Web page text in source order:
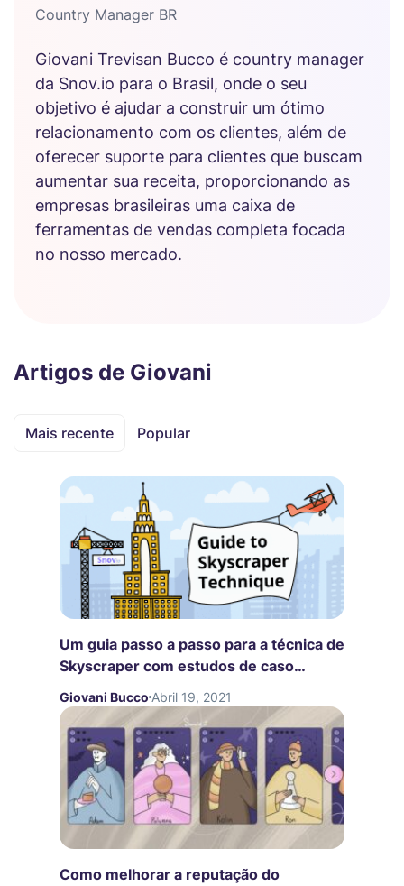
Country Manager BR
Giovani Trevisan Bucco é country manager
da Snov.io para o Brasil, onde o seu
objetivo é ajudar a construir um ótimo
relacionamento com os clientes, além de
oferecer suporte para clientes que buscam
aumentar sua receita, proporcionando as
empresas brasileiras uma caixa de
ferramentas de vendas completa focada
no nosso mercado.
Artigos de Giovani
Mais recente Popular
Um guia passo a passo para a técnica de
Skyscraper com estudos de caso
motivadores
Giovani Bucco Abril 19, 2021
Como melhorar a reputação do